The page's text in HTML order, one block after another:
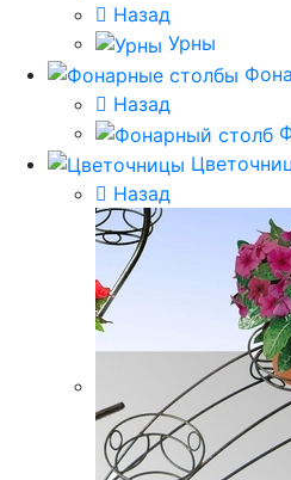
Назад
Урны
Назад
Назад